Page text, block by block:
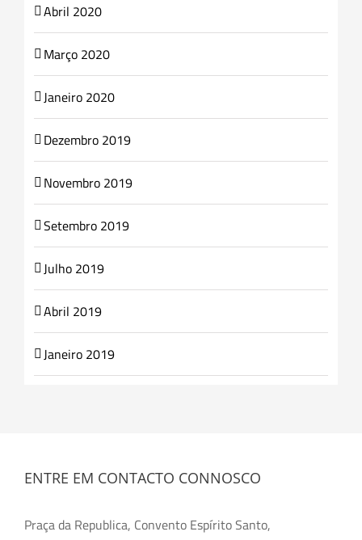
Abril 2020
Março 2020
Janeiro 2020
Dezembro 2019
Novembro 2019
Setembro 2019
Julho 2019
Abril 2019
Janeiro 2019
ENTRE EM CONTACTO CONNOSCO
Praça da Republica, Convento Espírito Santo,